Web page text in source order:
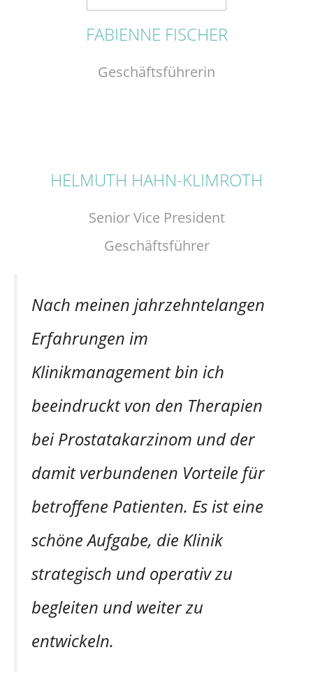
FABIENNE FISCHER
Geschäftsführerin
HELMUTH HAHN-KLIMROTH
Senior Vice President
Geschäftsführer
Nach meinen jahrzehntelangen
Erfahrungen im
Klinikmanagement bin ich
beeindruckt von den Therapien
bei Prostatakarzinom und der
damit verbundenen Vorteile für
betroffene Patienten. Es ist eine
schöne Aufgabe, die Klinik
strategisch und operativ zu
begleiten und weiter zu
entwickeln.